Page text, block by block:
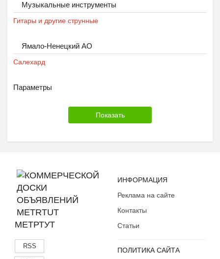
Музыкальные инструменты
Гитары и другие струнные
Ямало-Ненецкий АО
Салехард
Параметры
МЕТРТУТ
RSS
ИНФОРМАЦИЯ
Реклама на сайте
Контакты
Статьи
ПОЛИТИКА САЙТА